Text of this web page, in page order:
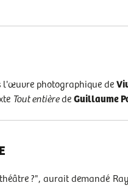
l'œuvre photographique de
Tout entièrede Guillaume
?", aurait demandé